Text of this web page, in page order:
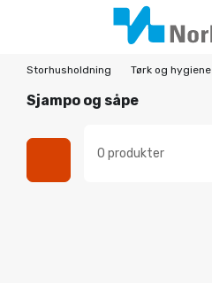
Storhusholdning Tørk og hygiene
Sjampo og såpe
0 produkter